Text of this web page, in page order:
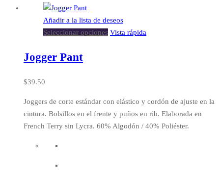
Añadir a la lista de deseos
Seleccionar opciones Vista rápida
Jogger Pant
$39.50
Joggers de corte estándar con elástico y cordón de ajuste en la
cintura. Bolsillos en el frente y puños en rib. Elaborada en
French Terry sin Lycra. 60% Algodón / 40% Poliéster.